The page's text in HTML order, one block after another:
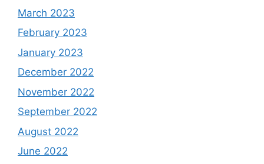
March 2023
February 2023
January 2023
December 2022
November 2022
September 2022
August 2022
June 2022